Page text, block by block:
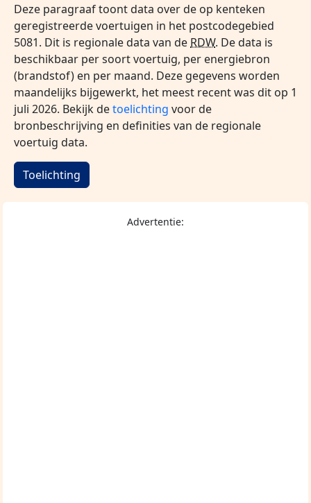
Deze paragraaf toont data over de op kenteken
geregistreerde voertuigen in het postcodegebied
5081. Dit is regionale data van de RDW. De data is
beschikbaar per soort voertuig, per energiebron
(brandstof) en per maand. Deze gegevens worden
maandelijks bijgewerkt, het meest recent was dit op 1
juli 2026. Bekijk detoelichting voor de
bronbeschrijving en definities van de regionale
voertuig data.
Toelichting
Advertentie: